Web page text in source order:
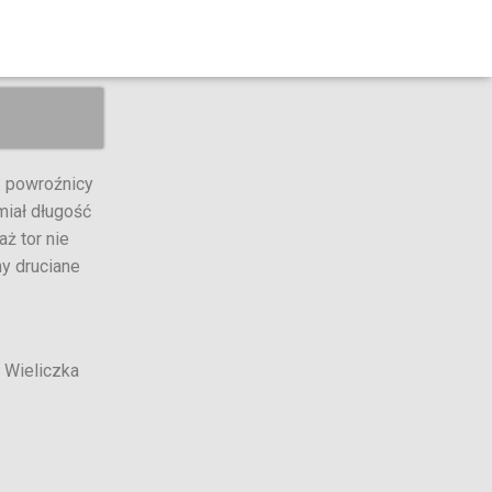
powroźnicy
długość
tor nie
druciane
Wieliczka